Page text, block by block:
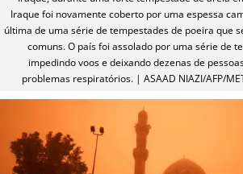
Iraque foi novamente coberto por uma espessa
última de uma série de tempestades de poeira que
comuns. O país foi assolado por uma série de
impedindo voos e deixando dezenas de
problemas respiratórios. | ASAAD NIAZI/AFP/